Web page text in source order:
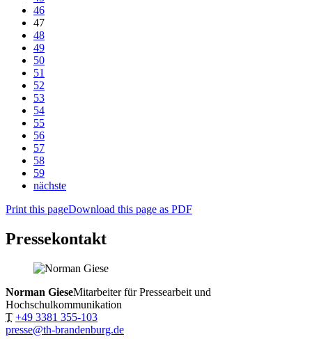
46
47
48
49
50
51
52
53
54
55
56
57
58
59
nächste
Print this pageDownload this page as PDF
Pressekontakt
Norman GieseMitarbeiter für Pressearbeit und
Hochschulkommunikation
T +49 3381 355-103
presse@th-brandenburg.de